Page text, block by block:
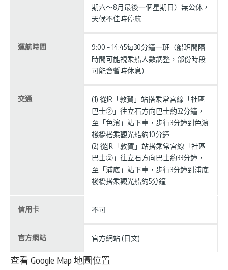
期六〜8月最後一個星期日）無公休，
天候不佳時停航
運航時間
9:00 – 14:45每30分鐘一班（船班間隔
時間可能視乘船人數調整，部份時段
可能會暫時休息）
交通
(1) 從JR「敦賀」站搭乘常宮線「社區
巴士②」往立石方向巴士約32分鐘，
至「色濱」站下車，步行3分鐘到色濱
棧橋搭乘觀光船約10分鐘
(2) 從JR「敦賀」站搭乘常宮線「社區
巴士②」往立石方向巴士約33分鐘，
至「浦底」站下車，步行3分鐘到浦底
棧橋搭乘觀光船約5分鐘
信用卡 不可
官方網站 官方網站 (日文)
查看 Google Map 地圖位置